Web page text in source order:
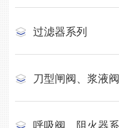
过滤器系列
刀型闸阀、浆液
呼吸阀、阻火器系